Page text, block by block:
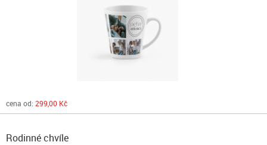
cena od: 299,00 Kč
Rodinné chvíle